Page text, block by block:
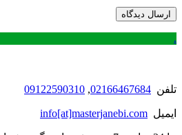
.
تلفن 02166467684
,
09122590310
ایمیل info[at]masterjanebi.com